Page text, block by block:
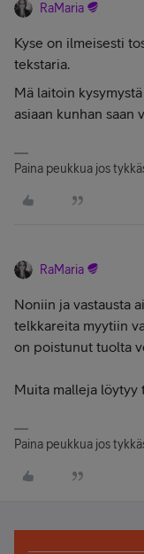
RaMaria
Kyse on ilmeisesti
tekstaria.
Mä laitoin
asiaan kunhan saan
Paina peukkua jos
RaMaria
Noniin ja vastausta
telkkareita myytiin
on poistunut tuolta
Muita malleja
Paina peukkua jos